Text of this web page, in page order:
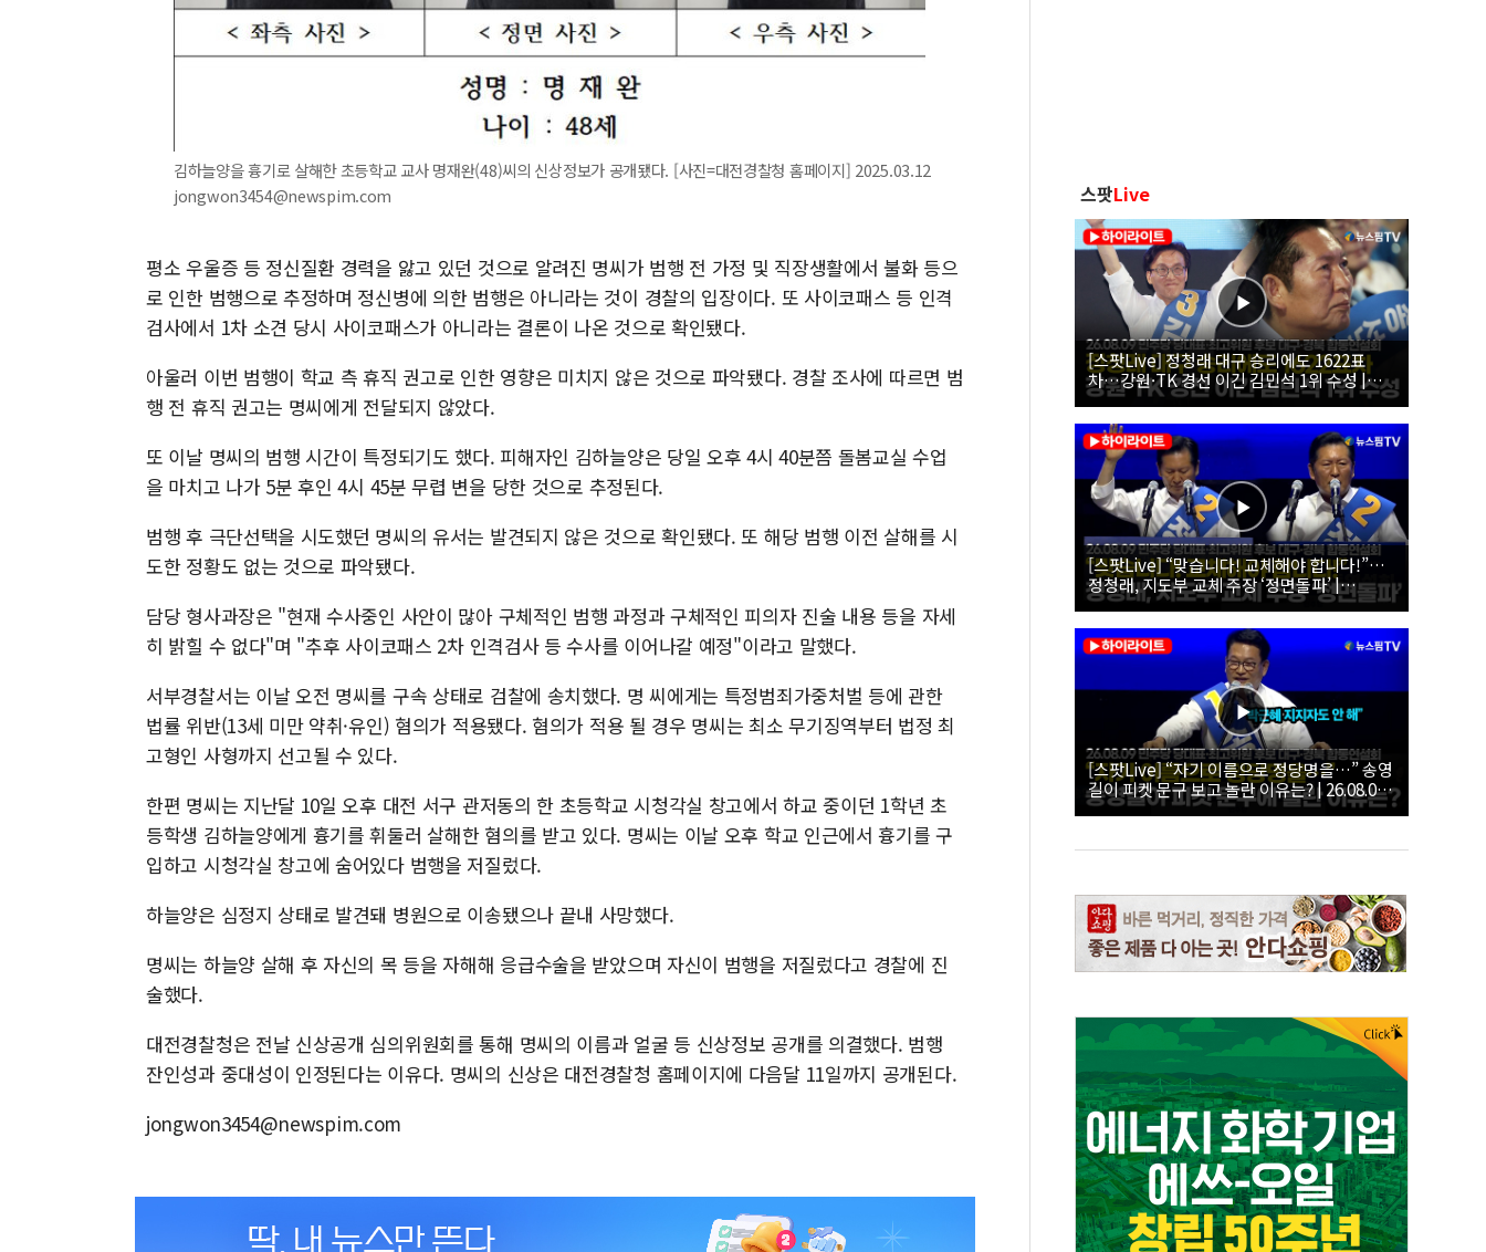
김하늘양을 흉기로 살해한 초등학교 교사 명재완(48)씨의 신상정보가 공개됐다. [사진=대전경찰청 홈페이지] 2025.03.12
jongwon3454@newspim.com
평소 우울증 등 정신질환 경력을 앓고 있던 것으로 알려진 명씨가 범행 전 가정 및 직장생활에서 불화 등으
로 인한 범행으로 추정하며 정신병에 의한 범행은 아니라는 것이 경찰의 입장이다. 또 사이코패스 등 인격
검사에서 1차 소견 당시 사이코패스가 아니라는 결론이 나온 것으로 확인됐다.
아울러 이번 범행이 학교 측 휴직 권고로 인한 영향은 미치지 않은 것으로 파악됐다. 경찰 조사에 따르면 범
행 전 휴직 권고는 명씨에게 전달되지 않았다.
또 이날 명씨의 범행 시간이 특정되기도 했다. 피해자인 김하늘양은 당일 오후 4시 40분쯤 돌봄교실 수업
을 마치고 나가 5분 후인 4시 45분 무렵 변을 당한 것으로 추정된다.
범행 후 극단선택을 시도했던 명씨의 유서는 발견되지 않은 것으로 확인됐다. 또 해당 범행 이전 살해를 시
도한 정황도 없는 것으로 파악됐다.
담당 형사과장은 "현재 수사중인 사안이 많아 구체적인 범행 과정과 구체적인 피의자 진술 내용 등을 자세
히 밝힐 수 없다"며 "추후 사이코패스 2차 인격검사 등 수사를 이어나갈 예정"이라고 말했다.
서부경찰서는 이날 오전 명씨를 구속 상태로 검찰에 송치했다. 명 씨에게는 특정범죄가중처벌 등에 관한
법률 위반(13세 미만 약취·유인) 혐의가 적용됐다. 혐의가 적용 될 경우 명씨는 최소 무기징역부터 법정 최
고형인 사형까지 선고될 수 있다.
한편 명씨는 지난달 10일 오후 대전 서구 관저동의 한 초등학교 시청각실 창고에서 하교 중이던 1학년 초
등학생 김하늘양에게 흉기를 휘둘러 살해한 혐의를 받고 있다. 명씨는 이날 오후 학교 인근에서 흉기를 구
입하고 시청각실 창고에 숨어있다 범행을 저질렀다.
하늘양은 심정지 상태로 발견돼 병원으로 이송됐으나 끝내 사망했다.
명씨는 하늘양 살해 후 자신의 목 등을 자해해 응급수술을 받았으며 자신이 범행을 저질렀다고 경찰에 진
술했다.
대전경찰청은 전날 신상공개 심의위원회를 통해 명씨의 이름과 얼굴 등 신상정보 공개를 의결했다. 범행
잔인성과 중대성이 인정된다는 이유다. 명씨의 신상은 대전경찰청 홈페이지에 다음달 11일까지 공개된다.
jongwon3454@newspim.com
스팟Live
[스팟Live] 정청래 대구 승리에도 1622표
차…강원·TK 경선 이긴 김민석 1위 수성 |
26.08.09 더불어민주당 당대표·최고위원 후
보 대구·경북 합동연설회
[스팟Live] “맞습니다! 교체해야 합니다!”…
정청래, 지도부 교체 주장 ‘정면돌파’ |
26.08.09 더불어민주당 당대표·최고위원 후
보 대구·경북 합동연설회
[스팟Live] “자기 이름으로 정당명을…” 송영
길이 피켓 문구 보고 놀란 이유는? | 26.08.09
더불어민주당 당대표·최고위원 후보 대구·경